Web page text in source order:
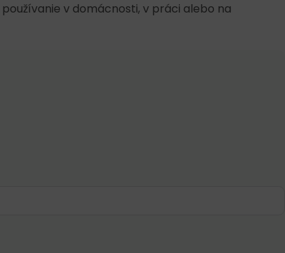
používanie v domácnosti, v práci alebo na